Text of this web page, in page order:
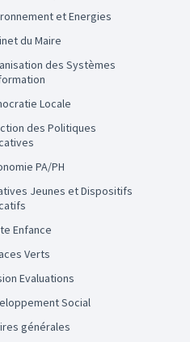
et Energies
du Maire
Locale
PA/PH
Enfance
Verts
Evaluations
Social
générales